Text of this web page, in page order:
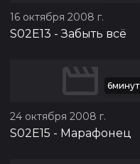
16 октября 2008 г.
S02E13 - Забыть всё
6минут
24 октября 2008 г.
S02E15 - Марафонец